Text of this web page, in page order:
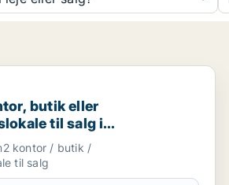
Stenstrup m.fl.
butik eller undervisningslokale til
butik eller
til salg i
Nordsjælland eller Fyn
kontor / butik /
til salg